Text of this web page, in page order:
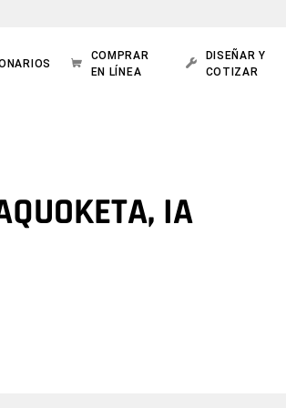
COMPRAR
EN LÍNEA
DISEÑAR Y
COTIZAR
IA